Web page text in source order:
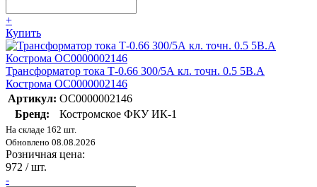
+
Купить
Трансформатор тока Т-0.66 300/5А кл. точн. 0.5 5В.А
Кострома ОС0000002146
Артикул: ОС0000002146
Бренд:
Костромское ФКУ ИК-1
На складе 162 шт.
Обновлено 08.08.2026
Розничная цена:
972 / шт.
-